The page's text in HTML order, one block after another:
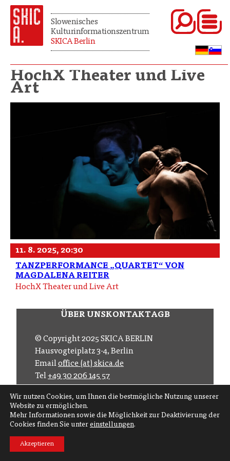
Slowenisches
Kulturinformationszentrum
SKICA Berlin
HochX Theater und Live
Art
11. 8. 2025, 20:30
TANZPERFORMANCE „QUARTET“ VON
MAGDALENA REITER
HochX Theater und Live Art
Wir nutzen Cookies, um Ihnen die bestmögliche Nutzung unserer
Website zu ermöglichen.
Mehr Informationen sowie die Möglichkeit zur Deaktivierung der
Cookies finden Sie unter einstellungen.
Akzeptieren
ÜBER UNSKONTAKTAGB
© Copyright 2025 SKICA BERLIN
Hausvogteiplatz 3-4, Berlin
Emailoffice (at) skica.de
Tel+49 30 206 145 57
Folgen Sie uns auf
Abonnieren Sie